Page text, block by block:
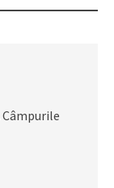
Câmpurile